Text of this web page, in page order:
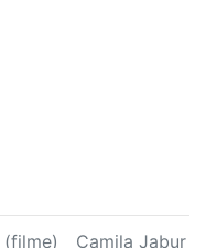
Camila Jabur